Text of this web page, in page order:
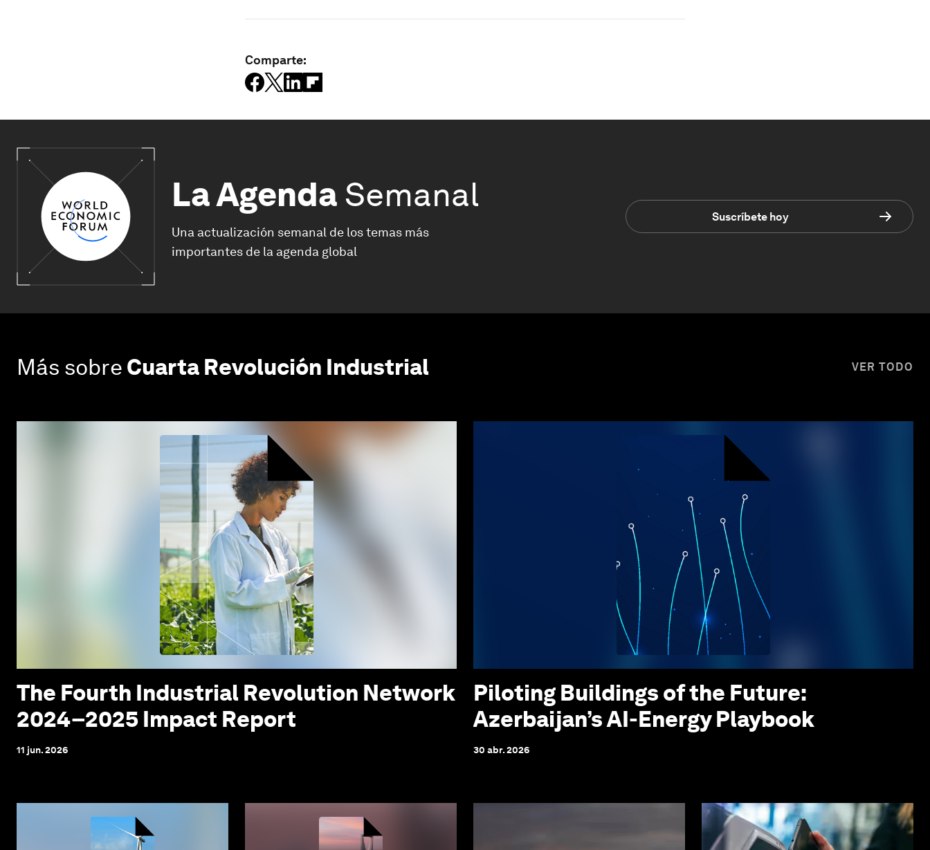
Comparte:
La Agenda Semanal
Una actualización semanal de los temas más
importantes de la agenda global
Suscríbete hoy
Más sobre Cuarta Revolución Industrial VER TODO
The Fourth Industrial Revolution Network
2024–2025 Impact Report
11 jun. 2026
Piloting Buildings of the Future:
Azerbaijan’s AI-Energy Playbook
30 abr. 2026